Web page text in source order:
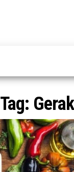
Tag: